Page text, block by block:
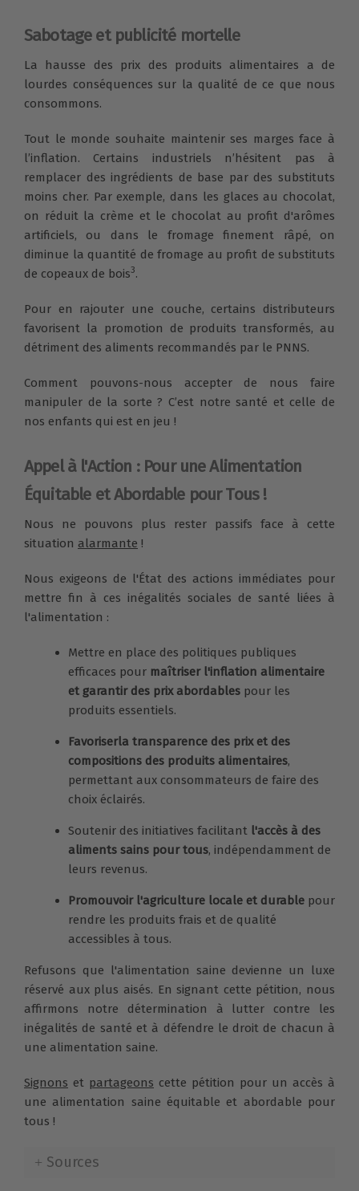
Sabotage et publicité mortelle
La hausse des prix des produits alimentaires a de
lourdes conséquences sur la qualité de ce que nous
consommons.
Tout le monde souhaite maintenir ses marges face à
l’inflation. Certains industriels n’hésitent pas à
remplacer des ingrédients de base par des substituts
moins cher. Par exemple, dans les glaces au chocolat,
on réduit la crème et le chocolat au profit d'arômes
artificiels, ou dans le fromage finement râpé, on
diminue la quantité de fromage au profit de substituts
de copeaux de bois3.
Pour en rajouter une couche, certains distributeurs
favorisent la promotion de produits transformés, au
détriment des aliments recommandés par le PNNS.
Comment pouvons-nous accepter de nous faire
manipuler de la sorte ? C’est notre santé et celle de
nos enfants qui est en jeu !
Appel à l'Action : Pour une Alimentation
Équitable et Abordable pour Tous !
Nous ne pouvons plus rester passifs face à cette
situation alarmante !
Nous exigeons de l'État des actions immédiates pour
mettre fin à ces inégalités sociales de santé liées à
l'alimentation :
Mettre en place des politiques publiques
efficaces pour maîtriser l'inflation alimentaire
et garantir des prix abordables pour les
produits essentiels.
Favoriserla transparence des prix et des
compositions des produits alimentaires,
permettant aux consommateurs de faire des
choix éclairés.
Soutenir des initiatives facilitant l'accès à des
aliments sains pour tous, indépendamment de
leurs revenus.
Promouvoir l'agriculture locale et durable pour
rendre les produits frais et de qualité
accessibles à tous.
Refusons que l'alimentation saine devienne un luxe
réservé aux plus aisés. En signant cette pétition, nous
affirmons notre détermination à lutter contre les
inégalités de santé et à défendre le droit de chacun à
une alimentation saine.
Signons et partageons cette pétition pour un accès à
une alimentation saine équitable et abordable pour
tous !
Sources